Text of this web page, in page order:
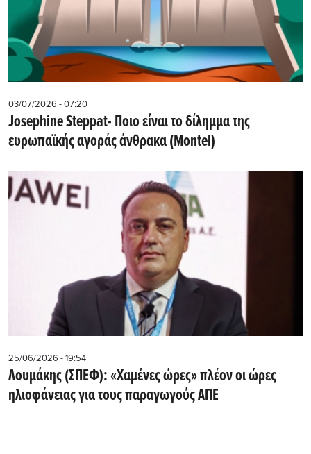
03/07/2026 - 07:20
Josephine Steppat- Ποιο είναι το δίλημμα της
ευρωπαϊκής αγοράς άνθρακα (Montel)
25/06/2026 - 19:54
Λουμάκης (ΣΠΕΦ): «Χαμένες ώρες» πλέον οι ώρες
ηλιοφάνειας για τους παραγωγούς ΑΠΕ